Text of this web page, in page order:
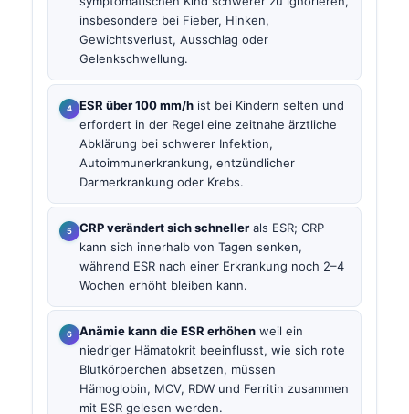
insbesondere bei Fieber, Hinken,
Gewichtsverlust, Ausschlag oder
Gelenkschwellung.
ESR über 100 mm/h ist bei Kindern selten und
erfordert in der Regel eine zeitnahe ärztliche
Abklärung bei schwerer Infektion,
Autoimmunerkrankung, entzündlicher
Darmerkrankung oder Krebs.
CRP verändert sich schneller als ESR; CRP
kann sich innerhalb von Tagen senken,
während ESR nach einer Erkrankung noch 2–4
Wochen erhöht bleiben kann.
Anämie kann die ESR erhöhen weil ein
niedriger Hämatokrit beeinflusst, wie sich rote
Blutkörperchen absetzen, müssen
Hämoglobin, MCV, RDW und Ferritin zusammen
mit ESR gelesen werden.